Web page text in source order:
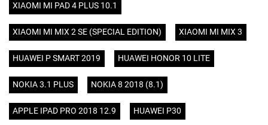
XIAOMI MI PAD 4 PLUS 10.1
XIAOMI MI MIX 2 SE (SPECIAL EDITION) XIAOMI MI MIX 3
HUAWEI P SMART 2019 HUAWEI HONOR 10 LITE
NOKIA 3.1 PLUS NOKIA 8 2018 (8.1)
APPLE IPAD PRO 2018 12.9 HUAWEI P30